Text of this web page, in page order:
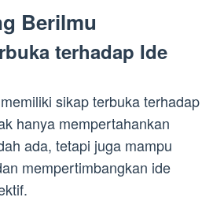
Berilmu
terhadap Ide
sikap terbuka terhadap
hanya mempertahankan
ada, tetapi juga mampu
mempertimbangkan ide